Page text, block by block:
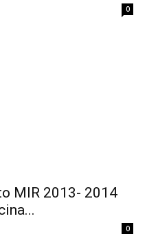
0
MIR 2013- 2014
0